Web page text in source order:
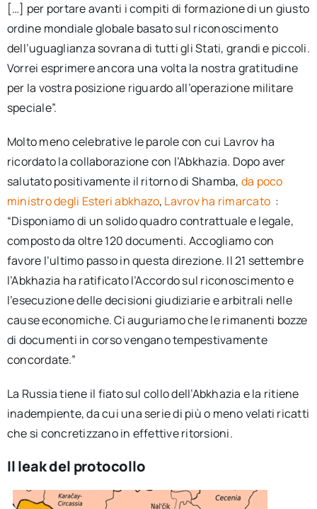
[…] per portare avanti i compiti di formazione di un giusto
ordine mondiale globale basato sul riconoscimento
dell’uguaglianza sovrana di tutti gli Stati, grandi e piccoli.
Vorrei esprimere ancora una volta la nostra gratitudine
per la vostra posizione riguardo all’operazione militare
speciale”.
Molto meno celebrative le parole con cui Lavrov ha
ricordato la collaborazione con l’Abkhazia. Dopo aver
salutato positivamente il ritorno di Shamba, da poco
ministro degli Esteri abkhazo, Lavrov ha rimarcato :
“Disponiamo di un solido quadro contrattuale e legale,
composto da oltre 120 documenti. Accogliamo con
favore l’ultimo passo in questa direzione. Il 21 settembre
l’Abkhazia ha ratificato l’Accordo sul riconoscimento e
l’esecuzione delle decisioni giudiziarie e arbitrali nelle
cause economiche. Ci auguriamo che le rimanenti bozze
di documenti in corso vengano tempestivamente
concordate.”
La Russia tiene il fiato sul collo dell’Abkhazia e la ritiene
inadempiente, da cui una serie di più o meno velati ricatti
che si concretizzano in effettive ritorsioni.
Il leak del protocollo